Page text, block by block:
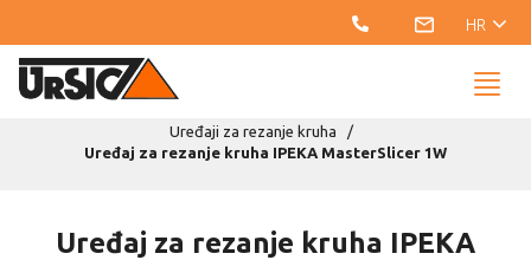
HR
Uređaji za rezanje kruha
Uređaj za rezanje kruha IPEKA MasterSlicer 1W
Uređaj za rezanje kruha IPEKA